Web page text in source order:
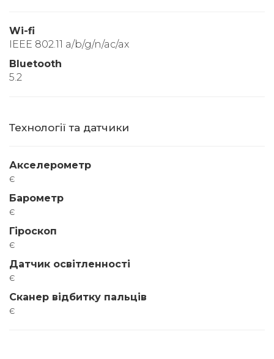
Wi-fi
IEEE 802.11 a/b/g/n/ac/ax
Bluetooth
5.2
Технології та датчики
Акселерометр
є
Барометр
є
Гіроскоп
є
Датчик освітленності
є
Сканер відбитку пальців
є